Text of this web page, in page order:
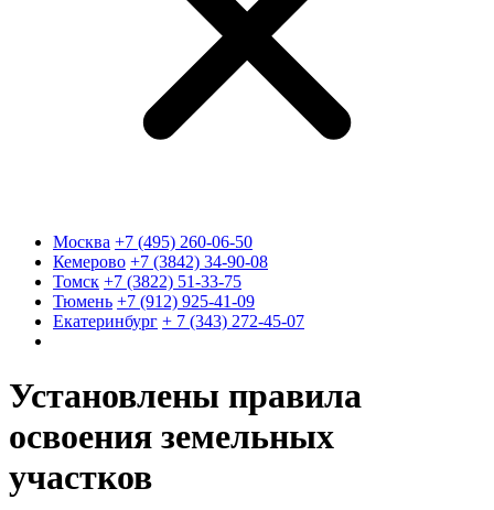
Москва +7 (495) 260-06-50
Кемерово +7 (3842) 34-90-08
Томск +7 (3822) 51-33-75
Тюмень +7 (912) 925-41-09
Екатеринбург + 7 (343) 272-45-07
Установлены правила
освоения земельных
участков